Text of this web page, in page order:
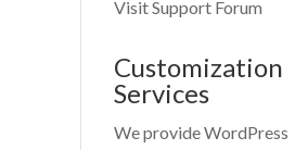
Visit Support Forum
Customization
Services
We provide WordPress